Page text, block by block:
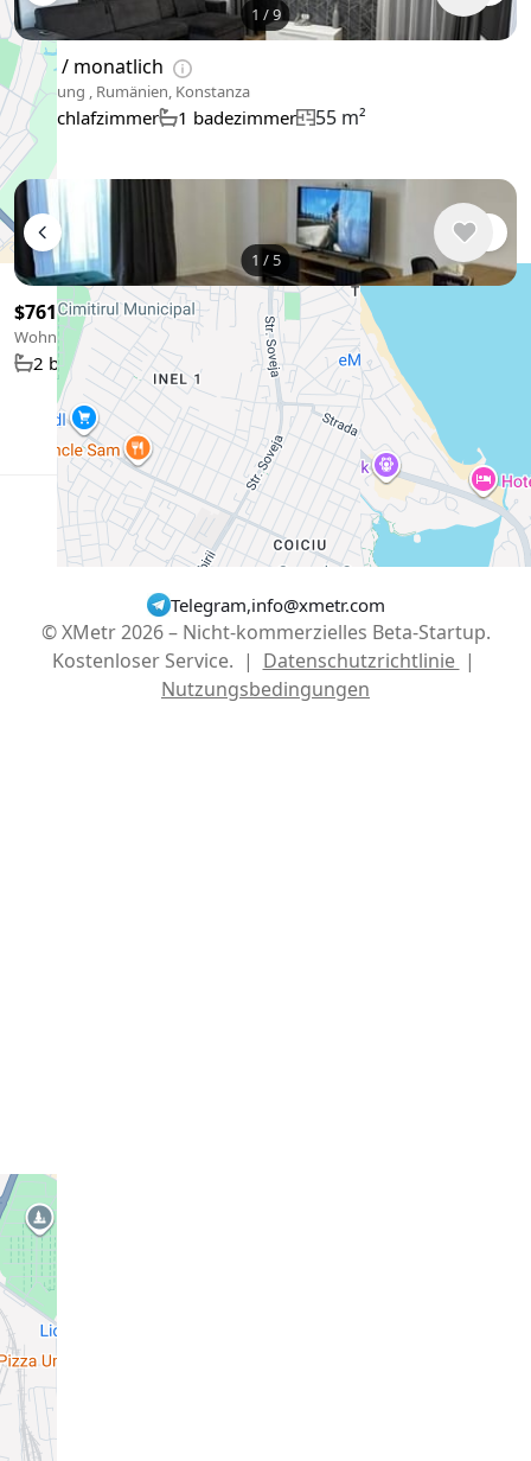
1 /9
$702/ monatlich
Wohnung , Rumänien, Konstanza
1 schlafzimmer 1 badezimmer 55 m²
1 / 5
$761/ monatlich
Wohnung , Rumänien, Konstanza
2 badezimmer 82 m²
Mehr Anzeigen
Telegram,info@xmetr.com
© XMetr 2026 – Nicht-kommerzielles Beta-Startup.
Kostenloser Service. | Datenschutzrichtlinie |
Nutzungsbedingungen
Deutsch USD $